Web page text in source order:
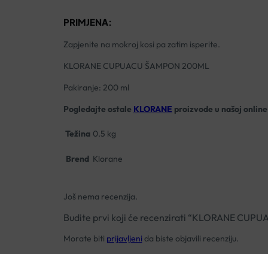
PRIMJENA:
Zapjenite na mokroj kosi pa zatim isperite.
KLORANE CUPUACU ŠAMPON 200ML
Pakiranje: 200 ml
Pogledajte ostale KLORANE proizvode u našoj
Težina 0.5 kg
Brend Klorane
Još nema recenzija.
Budite prvi koji će recenzirati “KLORANE
Morate biti prijavljeni da biste objavili recenziju.